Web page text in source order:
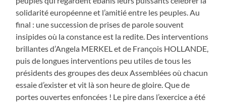
solidarité européenne et l’amitié entre les peuples. Au
final : une succession de prises de parole souvent
insipides où la constance est la redite. Des interventions
brillantes d’Angela MERKEL et de François HOLLANDE,
puis de longues interventions peu utiles de tous les
présidents des groupes des deux Assemblées où chacun
essaie d’exister et vit là son heure de gloire. Que de
portes ouvertes enfoncées ! Le pire dans l’exercice a été